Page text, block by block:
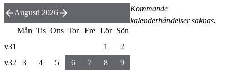
Kommande
kalenderhändelser saknas.
Augusti 2026
Mån Tis Ons Tor Fre Lör Sön
v31
1
2
v32
3 4 5 6 7 8
9